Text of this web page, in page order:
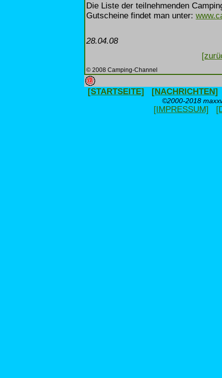
Die Liste der teilnehmenden
Gutscheine findet man unter:
28.04.08
© 2008 Camping-Channel
[STARTSEITE] [NACHRICHTEN]
©2000-2018
[IMPRESSUM]